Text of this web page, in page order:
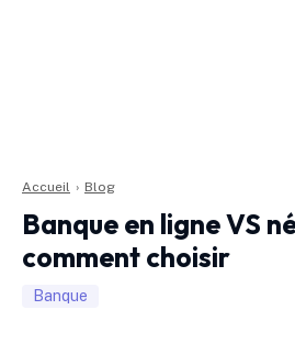
Accueil › Blog
Banque en ligne VS
comment choisir
Banque